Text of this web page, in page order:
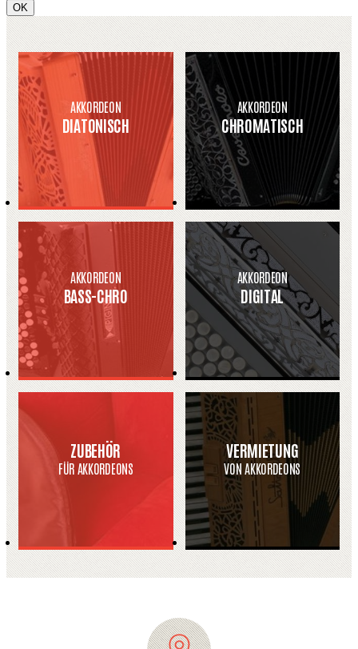
OK
AKKORDEON
DIATONISCH
AKKORDEON
CHROMATISCH
AKKORDEON
BASS-CHRO
AKKORDEON
DIGITAL
ZUBEHÖR
FÜR AKKORDEONS
VERMIETUNG
VON AKKORDEONS